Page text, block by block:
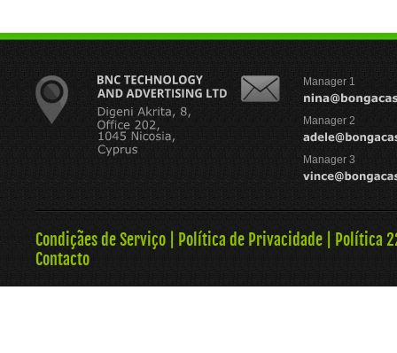
Manager 1
Manager 2
Manager 3
Condiçães de Serviço Política de Privacidade
Política
Contacto